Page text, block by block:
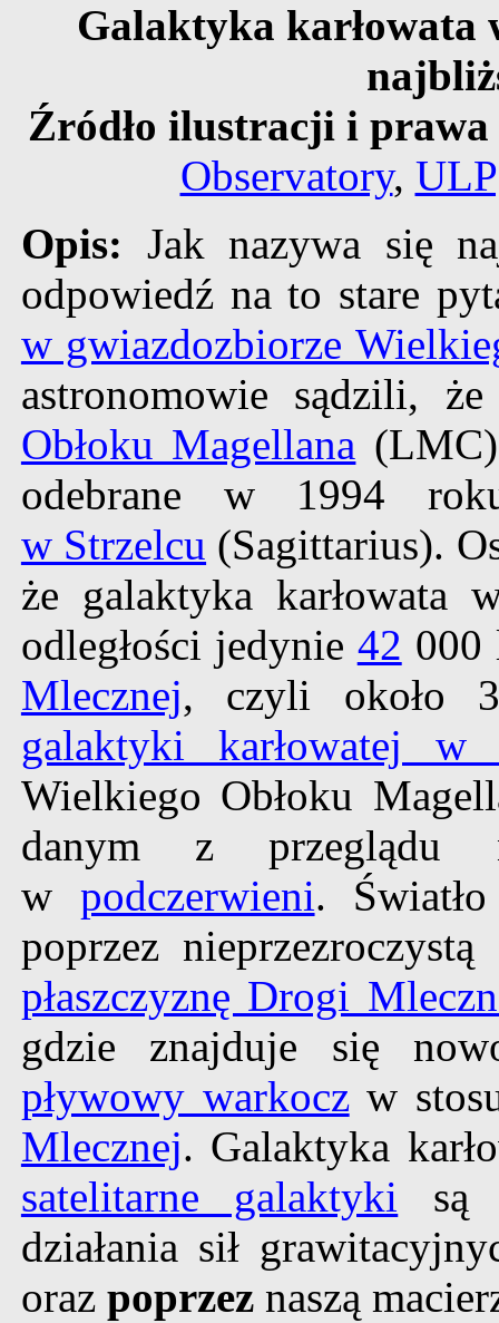
Galaktyka karłowata
Źródło ilustracji i
Observatory,
Opis: Jak nazywa się
odpowiedź na to stare
w gwiazdozbiorze
astronomowie sądzili,
Obłoku Magellana
odebrane w 1994
w Strzelcu (Sagittarius).
że galaktyka karłowata
odległości jedynie 42 000
Mlecznej, czyli około
galaktyki karłowatej w
Wielkiego Obłoku
danym z
w podczerwieni.
poprzez
płaszczyznę Drogi
gdzie znajduje się
pływowy warkoczw
Mlecznej. Galaktyka
satelitarne galaktyki są
działania sił
oraz poprzeznaszą